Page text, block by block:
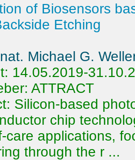
of Biosensors
Etching
Michael G.
14.05.2019-
ATTRACT
Silicon-based
chip
care applications,
through the r ...